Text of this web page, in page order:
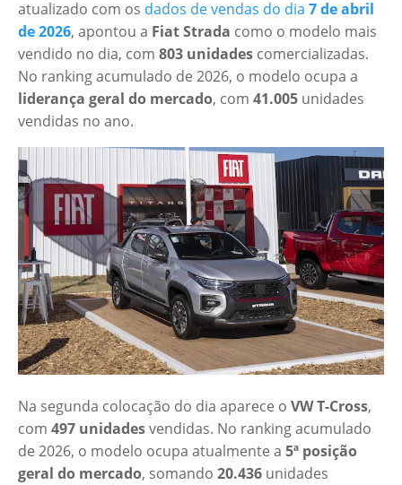
atualizado com os dados de vendas do dia 7 de abril
de 2026, apontou a Fiat Strada como o modelo mais
vendido no dia, com 803 unidades comercializadas.
No ranking acumulado de 2026, o modelo ocupa a
liderança geral do mercado, com 41.005 unidades
vendidas no ano.
Na segunda colocação do dia aparece o VW T-Cross,
com 497 unidadesvendidas. No ranking acumulado
de 2026, o modelo ocupa atualmente a 5ª posição
geral do mercado, somando 20.436 unidades